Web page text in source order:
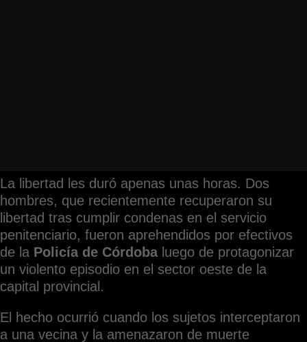
La libertad les duró apenas unas horas. Dos
hombres, que recientemente recuperaron su
libertad tras cumplir condenas en el servicio
penitenciario, fueron aprehendidos por efectivos
de la Policía de Córdoba luego de protagonizar
un violento episodio en el sector oeste de la
capital provincial.
El hecho ocurrió cuando los sujetos interceptaron
a una vecina y la amenazaron de muerte